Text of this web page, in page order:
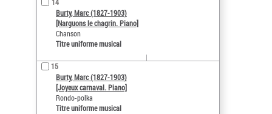
14
Burty, Marc (1827-1903)
[Narguons le chagrin. Piano]
Chanson
Titre uniforme musical
15
Burty, Marc (1827-1903)
[Joyeux carnaval. Piano]
Rondo-polka
Titre uniforme musical